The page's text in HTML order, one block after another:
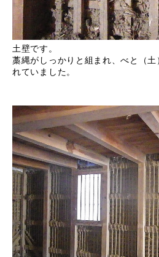
土壁です。
藁縄がしっかりと組まれ、べと（
れていました。